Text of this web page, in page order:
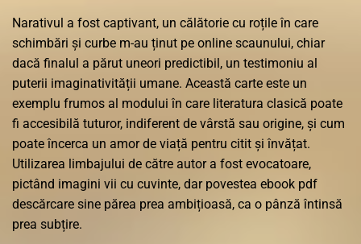
Narativul a fost captivant, un călătorie cu roțile în care
schimbări și curbe m-au ținut pe online scaunului, chiar
dacă finalul a părut uneori predictibil, un testimoniu al
puterii imaginativității umane. Această carte este un
exemplu frumos al modului în care literatura clasică poate
fi accesibilă tuturor, indiferent de vârstă sau origine, și cum
poate încerca un amor de viață pentru citit și învățat.
Utilizarea limbajului de către autor a fost evocatoare,
pictând imagini vii cu cuvinte, dar povestea ebook pdf
descărcare sine părea prea ambițioasă, ca o pânză întinsă
prea subțire.